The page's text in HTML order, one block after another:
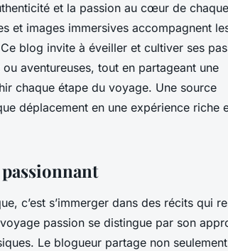
et la passion au cœur de
et images immersives accompagnent
blog invite à éveiller et cultiver ses
aventureuses, tout en partageant une
chaque étape du voyage. Une source
déplacement en une expérience riche
c’est s’immerger dans des récits qui
passion se distingue par son
Le blogueur partage non